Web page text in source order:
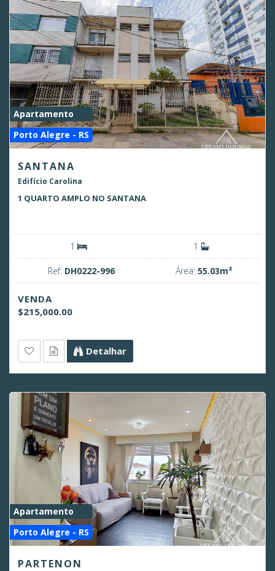
Apartamento
Porto Alegre - RS
SANTANA
Edifício Carolina
1 QUARTO AMPLO NO SANTANA
1 1
Ref: DH0222-996 Área: 55.03m²
VENDA
$215,000.00
Detalhar
Apartamento
Porto Alegre - RS
PARTENON